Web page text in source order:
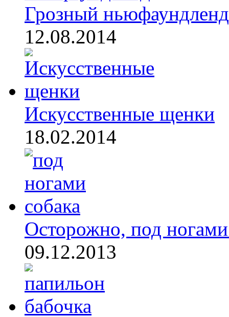
Грозный ньюфаундленд
12.08.2014
Искусственные щенки
18.02.2014
Осторожно, под
09.12.2013